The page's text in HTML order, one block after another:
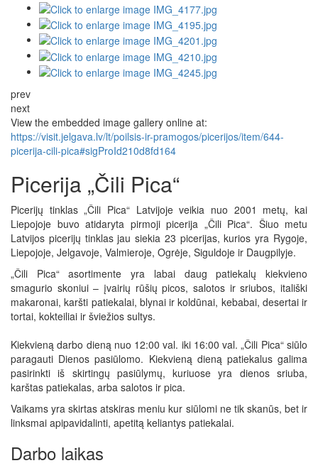
prev
next
View the embedded image gallery online at:
https://visit.jelgava.lv/lt/poilsis-ir-pramogos/picerijos/item/644-
picerija-cili-pica#sigProId210d8fd164
Picerija „Čili Pica“
Picerijų tinklas „Čili Pica“ Latvijoje veikia nuo 2001 metų, kai
Liepojoje buvo atidaryta pirmoji picerija „Čili Pica“. Šiuo metu
Latvijos picerijų tinklas jau siekia 23 picerijas, kurios yra Rygoje,
Liepojoje, Jelgavoje, Valmieroje, Ogrėje, Siguldoje ir Daugpilyje.
„Čili Pica“ asortimente yra labai daug patiekalų kiekvieno
smagurio skoniui – įvairių rūšių picos, salotos ir sriubos, itališki
makaronai, karšti patiekalai, blynai ir koldūnai, kebabai, desertai ir
tortai, kokteiliai ir šviežios sultys.
Kiekvieną darbo dieną nuo 12:00 val. iki 16:00 val. „Čili Pica“ siūlo
paragauti Dienos pasiūlomo. Kiekvieną dieną patiekalus galima
pasirinkti iš skirtingų pasiūlymų, kuriuose yra dienos sriuba,
karštas patiekalas, arba salotos ir pica.
Vaikams yra skirtas atskiras meniu kur siūlomi ne tik skanūs, bet ir
linksmai apipavidalinti, apetitą keliantys patiekalai.
Darbo laikas